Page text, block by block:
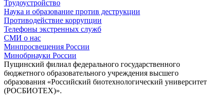
Трудоустройство
Наука и образование против деструкции
Противодействие коррупции
Телефоны экстренных служб
СМИ о нас
Минпросвещения России
Минобрнауки России
Пущинский филиал федерального государственного
бюджетного образовательного учреждения высшего
образования «Российский биотехнологический университет
(РОСБИОТЕХ)».